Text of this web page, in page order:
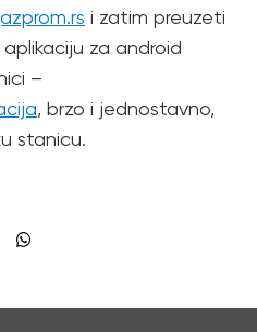
i zatim preuzeti
za android
–
, brzo i jednostavno,
stanicu.